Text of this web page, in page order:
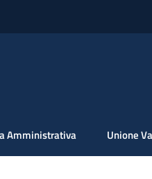
Amministrativa Unione